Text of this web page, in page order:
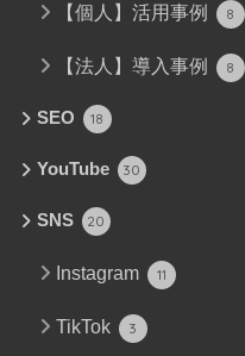
【個人】活用事例 8
【法人】導入事例 8
SEO 18
YouTube 30
SNS 20
Instagram 11
TikTok 3